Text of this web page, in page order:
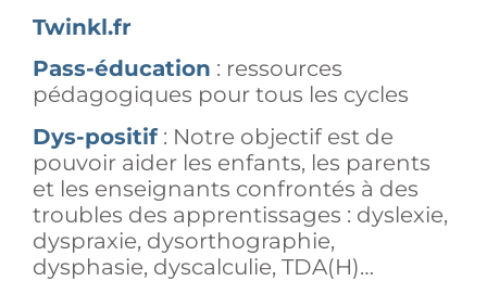
Twinkl.fr
Pass-éducation : ressources
pédagogiques pour tous les cycles
Dys-positif: Notre objectif est de
pouvoir aider les enfants, les parents
et les enseignants confrontés à des
troubles des apprentissages : dyslexie,
dyspraxie, dysorthographie,
dysphasie, dyscalculie, TDA(H)…